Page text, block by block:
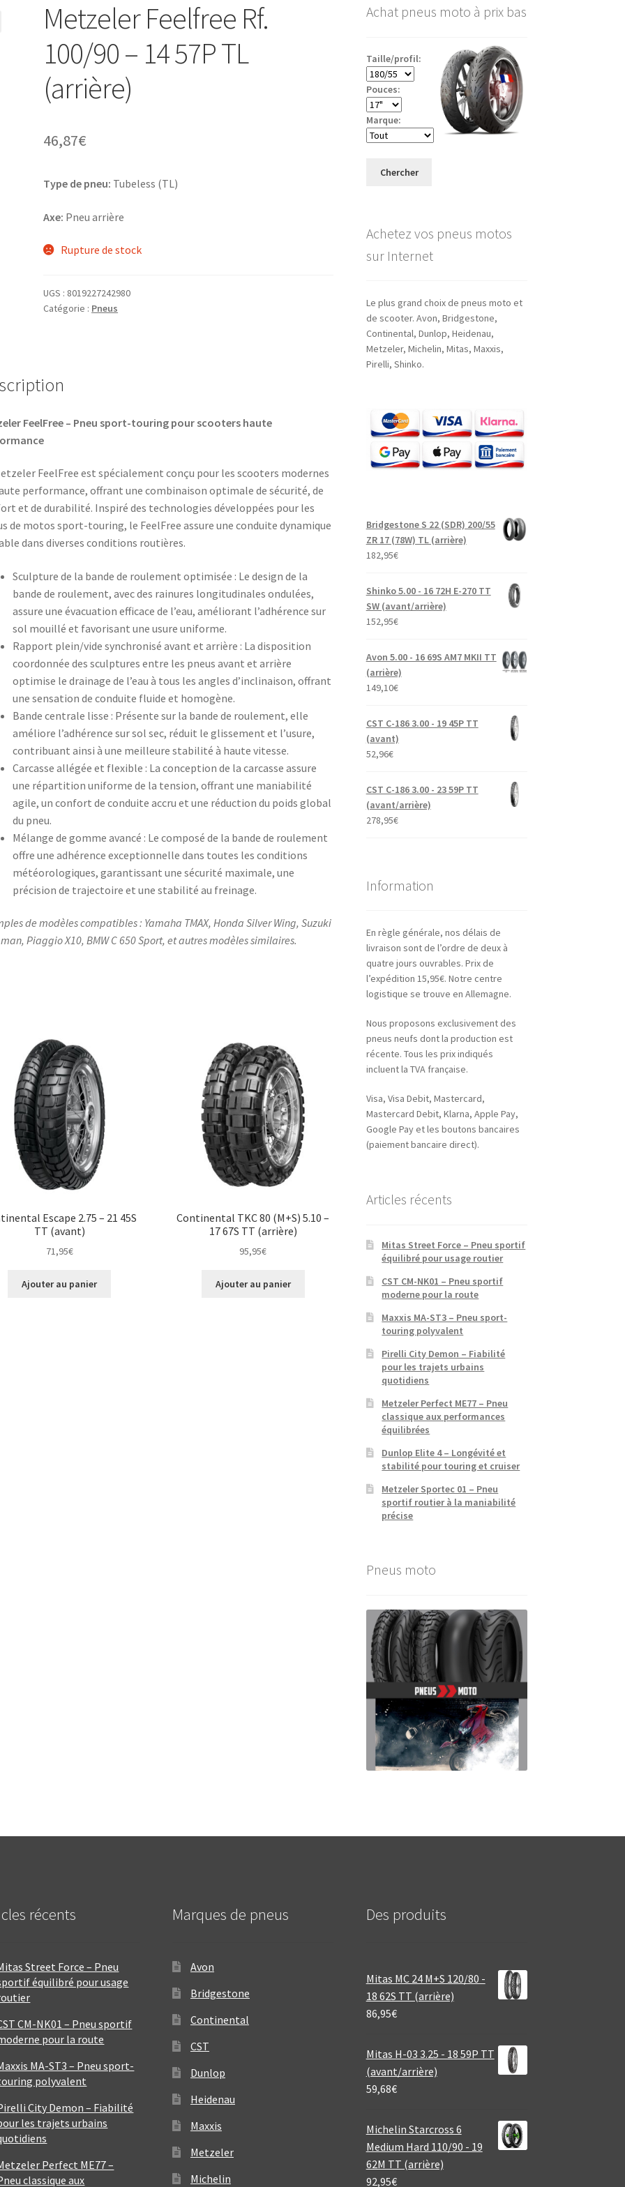
Metzeler Feelfree Rf.
100/90 – 14 57P TL
(arrière)
46,87€
Type de pneu: Tubeless (TL)
Axe: Pneu arrière
Rupture de stock
UGS : 8019227242980
Catégorie : Pneus
FeelFree – Pneu sport-touring pour scooters haute
FeelFree est spécialement conçu pour les scooters modernes
performance, offrant une combinaison optimale de sécurité, de
et de durabilité. Inspiré des technologies développées pour les
de motos sport-touring, le FeelFree assure une conduite dynamique
dans diverses conditions routières.
Sculpture de la bande de roulement optimisée : Le design de la
bande de roulement, avec des rainures longitudinales ondulées,
assure une évacuation efficace de l’eau, améliorant l’adhérence sur
sol mouillé et favorisant une usure uniforme.
Rapport plein/vide synchronisé avant et arrière : La disposition
coordonnée des sculptures entre les pneus avant et arrière
optimise le drainage de l’eau à tous les angles d’inclinaison, offrant
une sensation de conduite fluide et homogène.
Bande centrale lisse : Présente sur la bande de roulement, elle
améliore l’adhérence sur sol sec, réduit le glissement et l’usure,
contribuant ainsi à une meilleure stabilité à haute vitesse.
Carcasse allégée et flexible : La conception de la carcasse assure
une répartition uniforme de la tension, offrant une maniabilité
agile, un confort de conduite accru et une réduction du poids global
du pneu.
Mélange de gomme avancé : Le composé de la bande de roulement
offre une adhérence exceptionnelle dans toutes les conditions
météorologiques, garantissant une sécurité maximale, une
précision de trajectoire et une stabilité au freinage.
de modèles compatibles : Yamaha TMAX, Honda Silver Wing, Suzuki
Piaggio X10, BMW C 650 Sport, et autres modèles similaires.​
Escape 2.75 – 21 45S
TT (avant)
71,95€
Ajouter au panier
Continental TKC 80 (M+S) 5.10 –
17 67S TT (arrière)
95,95€
Ajouter au panier
Achat pneus moto à prix bas
Taille/profil:
Pouces:
Marque:
Chercher
Achetez vos pneus motos
sur Internet
Le plus grand choix de pneus moto et
de scooter. Avon, Bridgestone,
Continental, Dunlop, Heidenau,
Metzeler, Michelin, Mitas, Maxxis,
Pirelli, Shinko.
Bridgestone S 22 (SDR) 200/55
ZR 17 (78W) TL (arrière)
182,95€
Shinko 5.00 - 16 72H E-270 TT
SW (avant/arrière)
152,95€
Avon 5.00 - 16 69S AM7 MKII TT
(arrière)
149,10€
CST C-186 3.00 - 19 45P TT
(avant)
52,96€
CST C-186 3.00 - 23 59P TT
(avant/arrière)
278,95€
Information
En règle générale, nos délais de
livraison sont de l’ordre de deux à
quatre jours ouvrables. Prix de
l’expédition 15,95€. Notre centre
logistique se trouve en Allemagne.
Nous proposons exclusivement des
pneus neufs dont la production est
récente. Tous les prix indiqués
incluent la TVA française.
Visa, Visa Debit, Mastercard,
Mastercard Debit, Klarna, Apple Pay,
Google Pay et les boutons bancaires
(paiement bancaire direct).
Articles récents
Mitas Street Force – Pneu sportif
équilibré pour usage routier
CST CM-NK01 – Pneu sportif
moderne pour la route
Maxxis MA-ST3 – Pneu sport-
touring polyvalent
Pirelli City Demon – Fiabilité
pour les trajets urbains
quotidiens
Metzeler Perfect ME77 – Pneu
classique aux performances
équilibrées
Dunlop Elite 4 – Longévité et
stabilité pour touring et cruiser
Metzeler Sportec 01 – Pneu
sportif routier à la maniabilité
précise
Pneus moto
récents
Street Force – Pneu
équilibré pour usage
CM-NK01 – Pneu sportif
pour la route
MA-ST3 – Pneu sport-
polyvalent
City Demon – Fiabilité
les trajets urbains
Perfect ME77 –
classique aux
Marques de pneus
Avon
Bridgestone
Continental
CST
Dunlop
Heidenau
Maxxis
Metzeler
Michelin
Des produits
Mitas MC 24 M+S 120/80 -
18 62S TT (arrière)
86,95€
Mitas H-03 3.25 - 18 59P TT
(avant/arrière)
59,68€
Michelin Starcross 6
Medium Hard 110/90 - 19
62M TT (arrière)
92,95€